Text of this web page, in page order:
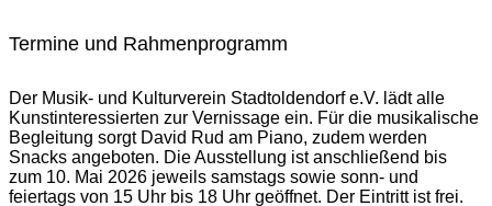
Termine und Rahmenprogramm
Der Musik- und Kulturverein Stadtoldendorf e.V. lädt alle
Kunstinteressierten zur Vernissage ein. Für die musikalische
Begleitung sorgt David Rud am Piano, zudem werden
Snacks angeboten. Die Ausstellung ist anschließend bis
zum 10. Mai 2026 jeweils samstags sowie sonn- und
feiertags von 15 Uhr bis 18 Uhr geöffnet. Der Eintritt ist frei.